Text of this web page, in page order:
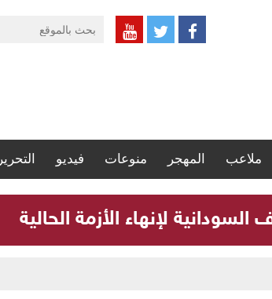
ملاعب المهجر منوعات فيديو التحرير
لإنهاء الأزمة الحالية